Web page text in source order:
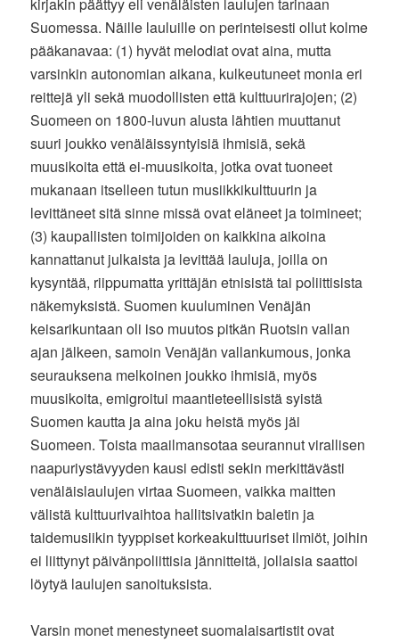
kirjakin päättyy eli venäläisten laulujen tarinaan
Suomessa. Näille lauluille on perinteisesti ollut kolme
pääkanavaa: (1) hyvät melodiat ovat aina, mutta
varsinkin autonomian aikana, kulkeutuneet monia eri
reittejä yli sekä muodollisten että kulttuurirajojen; (2)
Suomeen on 1800-luvun alusta lähtien muuttanut
suuri joukko venäläissyntyisiä ihmisiä, sekä
muusikoita että ei-muusikoita, jotka ovat tuoneet
mukanaan itselleen tutun musiikkikulttuurin ja
levittäneet sitä sinne missä ovat eläneet ja toimineet;
(3) kaupallisten toimijoiden on kaikkina aikoina
kannattanut julkaista ja levittää lauluja, joilla on
kysyntää, riippumatta yrittäjän etnisistä tai poliittisista
näkemyksistä. Suomen kuuluminen Venäjän
keisarikuntaan oli iso muutos pitkän Ruotsin vallan
ajan jälkeen, samoin Venäjän vallankumous, jonka
seurauksena melkoinen joukko ihmisiä, myös
muusikoita, emigroitui maantieteellisistä syistä
Suomen kautta ja aina joku heistä myös jäi
Suomeen. Toista maailmansotaa seurannut virallisen
naapuriystävyyden kausi edisti sekin merkittävästi
venäläislaulujen virtaa Suomeen, vaikka maitten
välistä kulttuurivaihtoa hallitsivatkin baletin ja
taidemusiikin tyyppiset korkeakulttuuriset ilmiöt, joihin
ei liittynyt päivänpoliittisia jännitteitä, jollaisia saattoi
löytyä laulujen sanoituksista.
Varsin monet menestyneet suomalaisartistit ovat